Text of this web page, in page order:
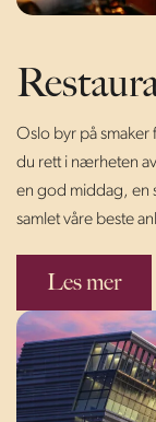
Oslo byr på smaker
du rett i nærheten
en god middag, en
samlet våre beste
Les mer